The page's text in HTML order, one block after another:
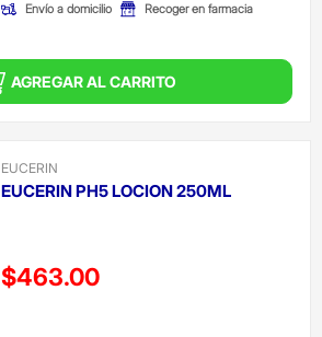
Envío a domicilio Recoger en farmacia
AGREGAR AL CARRITO
EUCERIN
EUCERIN PH5 LOCION 250ML
Precio reducido de
$463.00